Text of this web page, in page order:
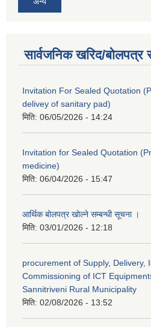
सार्वजनिक खरिद/बोलपत्र
Invitation For Sealed Quotation
delivey of sanitary pad)
मिति: 06/05/2026 - 14:24
Invitation for Sealed Quotation
medicine)
मिति: 06/04/2026 - 15:47
आर्थिक बोलपत्र खोल्ने सम्बन्धी सूचना ।
मिति: 03/01/2026 - 12:18
procurement of Supply, Delivery,
Commissioning of ICT
Sannitriveni Rural Municipality
मिति: 02/08/2026 - 13:52